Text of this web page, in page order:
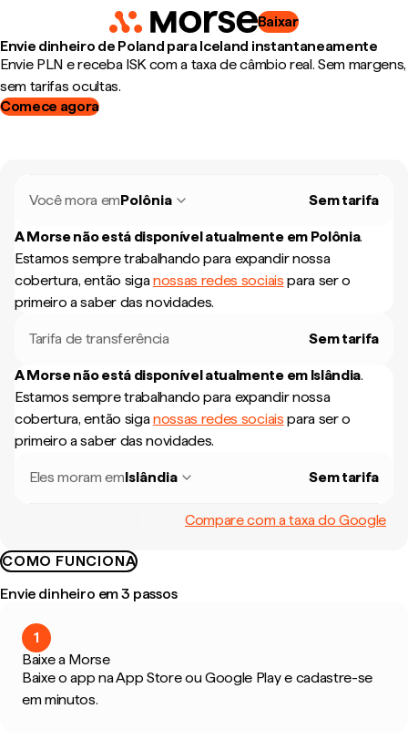
Baixar
Envie dinheiro de Poland para Iceland instantaneamente
Envie PLN e receba ISK com a taxa de câmbio real. Sem margens,
sem tarifas ocultas.
Comece agora
Você mora emPolônia Sem tarifa
A Morse não está disponível atualmente em Polônia.
Estamos sempre trabalhando para expandir nossa
cobertura, então siganossas redes sociais para ser o
primeiro a saber das novidades.
Tarifa de transferência Sem tarifa
A Morse não está disponível atualmente em Islândia.
Estamos sempre trabalhando para expandir nossa
cobertura, então siganossas redes sociais para ser o
primeiro a saber das novidades.
Eles moram emIslândia Sem tarifa
Compare com a taxa do Google
COMO FUNCIONA
Envie dinheiro em 3 passos
1
Baixe a Morse
Baixe o app na App Store ou Google Play e cadastre-se
em minutos.